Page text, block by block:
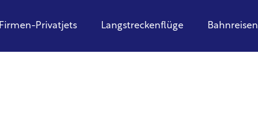
Firmen-Privatjets Langstreckenflüge Bahnreisen